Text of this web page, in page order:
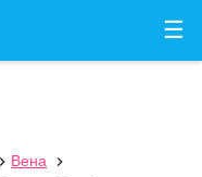
☰
 Вена
